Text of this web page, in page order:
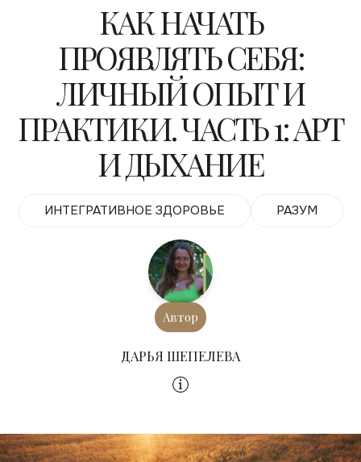
КАК НАЧАТЬ
ПРОЯВЛЯТЬ СЕБЯ:
ЛИЧНЫЙ ОПЫТ И
ПРАКТИКИ. ЧАСТЬ 1: АРТ
И ДЫХАНИЕ
ИНТЕГРАТИВНОЕ ЗДОРОВЬЕ РАЗУМ
Автор
ДАРЬЯ ШЕПЕЛЕВА